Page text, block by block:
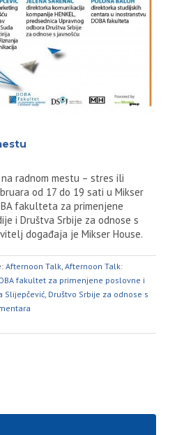
radnom mestu – stres ili
od 17 do 19 sati u Mikser
fakulteta za primenjene
i Društva Srbije za odnose s
događaja je Mikser House.
Afternoon Talk, Afternoon Talk:
fakultet za primenjene poslovne i
Slijepčević, Društvo Srbije za odnose s